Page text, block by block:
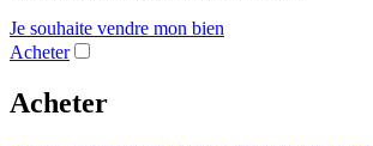
Je souhaite vendre mon bien
Acheter
Acheter